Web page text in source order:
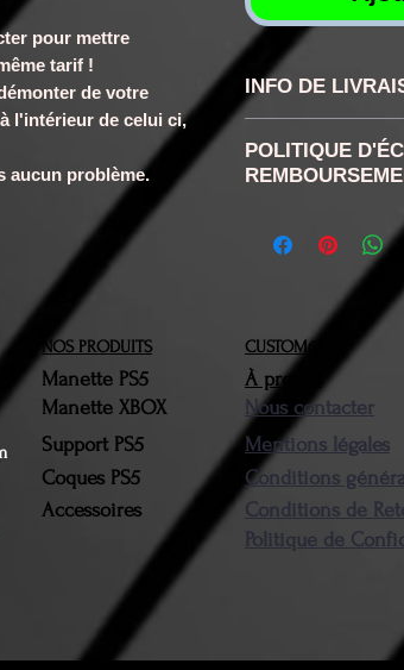
pour mettre
tarif !
de votre
l'intérieur de celui ci,
aucun problème.
INFO DE
les délais
boutons
POLITIQUE
disposez
de rétractation
la réception
retour ne sera
n'aurons pas
Vous devrez
produit(s)
brefs délais.
devront être
d'origine. Une
possession, la
au montant du
retourné(s)
NOS PRODUITS
Manette PS5
Manette XBOX
Support PS5
Coques PS5
Accessoires
CUSTOM64
À propos
Nous contacter
Mentions légales
Conditions
Conditions de
Politique de